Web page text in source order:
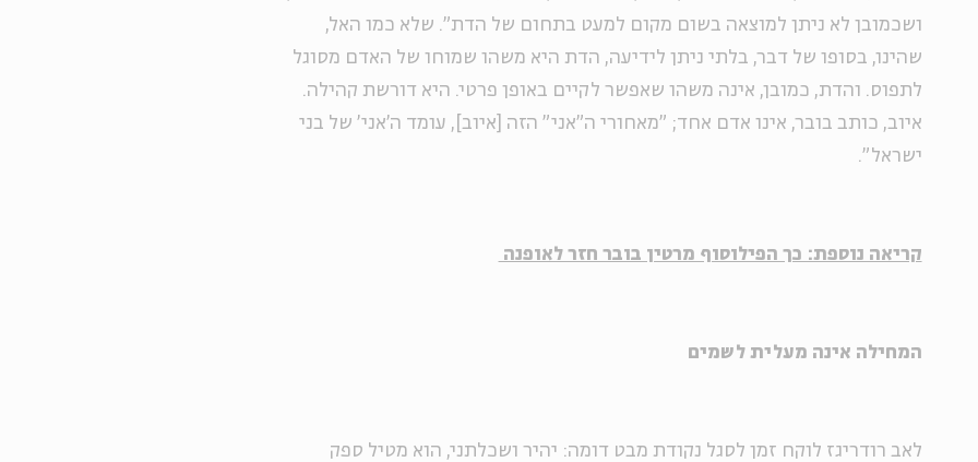
ושכמובן לא ניתן למוצאה בשום מקום למעט בתחום של הדת". שלא כמו האל,
שהינו, בסופו של דבר, בלתי ניתן לידיעה, הדת היא משהו שמוחו של האדם מסוגל
לתפוס. והדת, כמובן, אינה משהו שאפשר לקיים באופן פרטי. היא דורשת קהילה.
איוב, כותב בובר, אינו אדם אחד; "מאחורי ה"אני" הזה [איוב], עומד ה'אני' של בני
ישראל".
קריאה נוספת: כך הפילוסוף מרטין בובר חזר לאופנה
המחילה אינה מעלית לשמים
לאב רודריגז לוקח זמן לסגל נקודת מבט דומה: יהיר ושכלתני, הוא מטיל ספק